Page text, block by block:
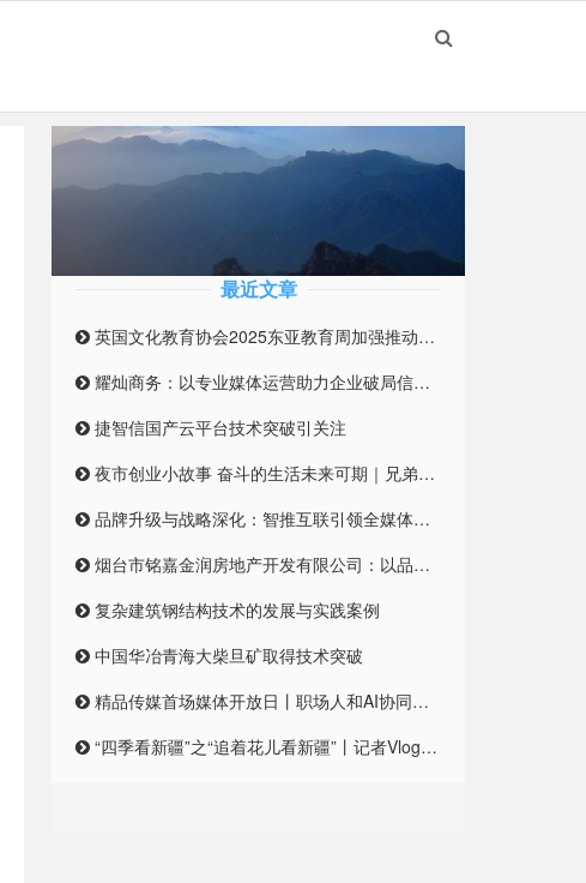
最近文章
英国文化教育协会2025东亚教育周加强推动英国与东亚高等教育合作伙伴关系
耀灿商务：以专业媒体运营助力企业破局信息迷雾
捷智信国产云平台技术突破引关注
夜市创业小故事 奋斗的生活未来可期｜兄弟合伙摆摊 开启创业之路
品牌升级与战略深化：智推互联引领全媒体整合营销新纪元
烟台市铭嘉金润房地产开发有限公司：以品质筑梦，引领未来居住新风尚
复杂建筑钢结构技术的发展与实践案例
中国华冶青海大柴旦矿取得技术突破
精品传媒首场媒体开放日丨职场人和AI协同合作，是一种怎样的体验？
“四季看新疆”之“追着花儿看新疆”丨记者Vlog:记者在和田直播带货艾德莱斯,首秀怎么样?